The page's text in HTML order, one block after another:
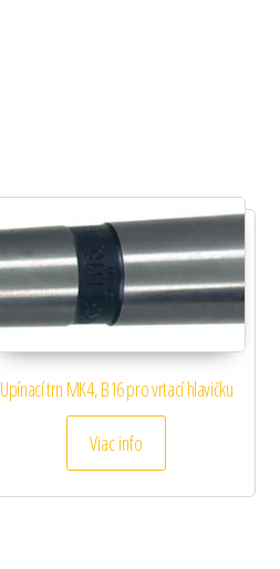
Upínací trn MK4, B16 pro vrtací hlavičku
Viac info